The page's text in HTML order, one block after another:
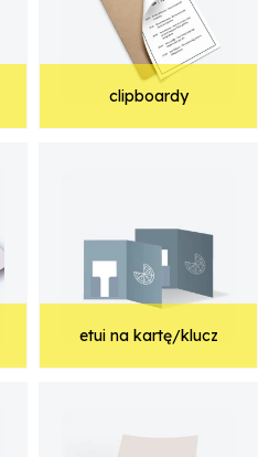
clipboardy
etui na kartę/klucz